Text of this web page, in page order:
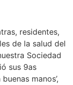
residentes,
de la salud del
Sociedad
sus 9as
manos’,